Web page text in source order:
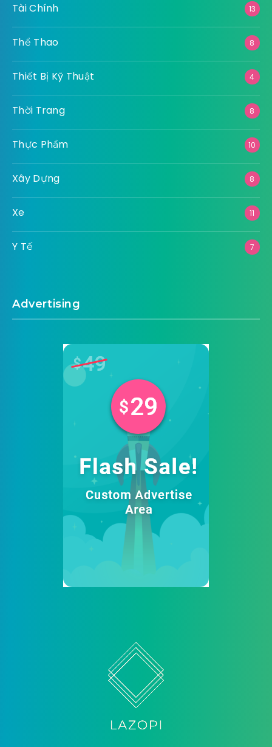
Tài Chính 13
Thể Thao 8
Thiết Bị Kỹ Thuật 4
Thời Trang 8
Thực Phẩm 10
Xây Dựng 8
Xe 11
Y Tế 7
Advertising